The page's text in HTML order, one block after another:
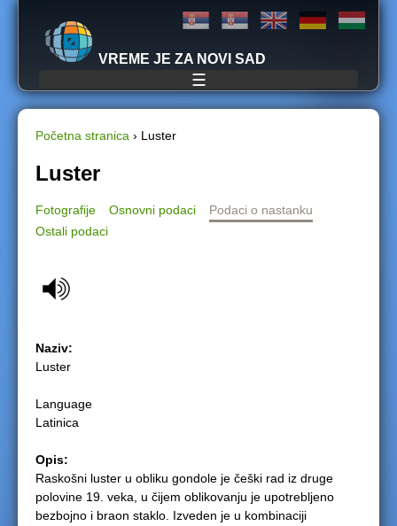
Jump to navigation
VREME JE ZA NOVI SAD
☰
Y
o
u
e
e
r
e
Početna stranica › Luster
Luster
Fotografije Osnovni podaci
Podaci o nastanku
Ostali podaci
Naziv:
Luster
Language
Latinica
Opis:
Raskošni luster u obliku gondole je češki rad iz druge
polovine 19. veka, u čijem oblikovanju je upotrebljeno
bezbojno i braon staklo. Izveden je u kombinaciji